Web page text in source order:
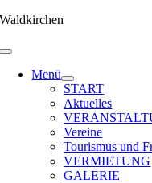
Zum
springen
Waldkirchen
Menü
START
Aktuelles
Vereine
Tourismus und
VERMIETUNG
GALERIE